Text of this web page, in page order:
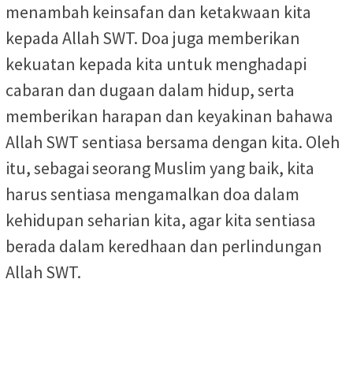
menambah keinsafan dan ketakwaan kita
kepada Allah SWT. Doa juga memberikan
kekuatan kepada kita untuk menghadapi
cabaran dan dugaan dalam hidup, serta
memberikan harapan dan keyakinan bahawa
Allah SWT sentiasa bersama dengan kita. Oleh
itu, sebagai seorang Muslim yang baik, kita
harus sentiasa mengamalkan doa dalam
kehidupan seharian kita, agar kita sentiasa
berada dalam keredhaan dan perlindungan
Allah SWT.